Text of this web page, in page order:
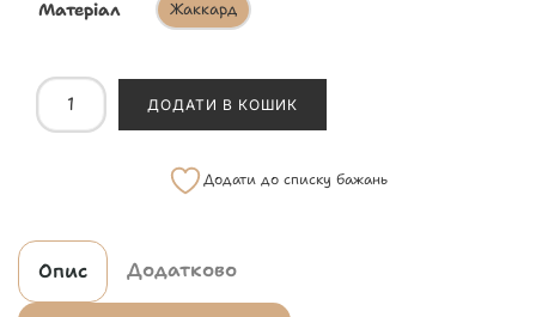
Матеріал Жаккард
ДОДАТИ В КОШИК
Додати до списку бажань
Опис Додатково